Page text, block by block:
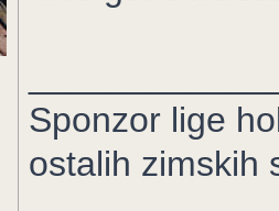
Sponzor lige
ostalih zimskih